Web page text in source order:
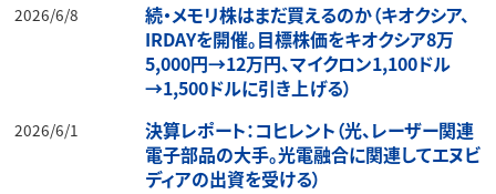
2026/6/8
続・メモリ株はまだ買えるのか（キオクシア、
IRDAYを開催。目標株価をキオクシア8万
5,000円→12万円、マイクロン1,100ドル
→1,500ドルに引き上げる）
2026/6/1
決算レポート：コヒレント（光、レーザー関連
電子部品の大手。光電融合に関連してエヌビ
ディアの出資を受ける）